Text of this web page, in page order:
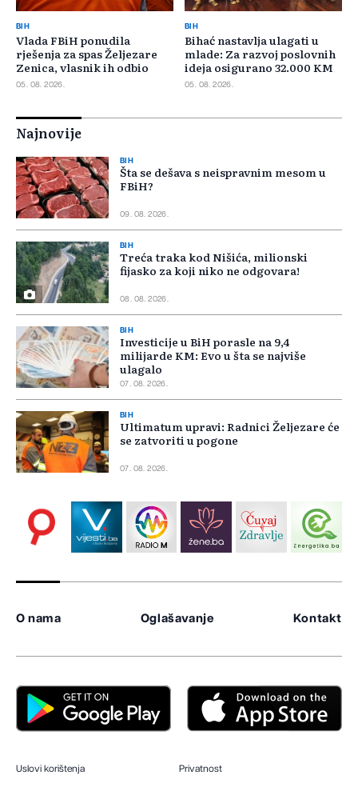
BIH
Vlada FBiH ponudila
rješenja za spas Željezare
Zenica, vlasnik ih odbio
05. 08. 2026.
BIH
Bihać nastavlja ulagati u
mlade: Za razvoj poslovnih
ideja osigurano 32.000 KM
05. 08. 2026.
Najnovije
BIH
Šta se dešava s neispravnim mesom u
FBiH?
09. 08. 2026.
BIH
Treća traka kod Nišića, milionski
fijasko za koji niko ne odgovara!
08. 08. 2026.
BIH
Investicije u BiH porasle na 9,4
milijarde KM: Evo u šta se najviše
ulagalo
07. 08. 2026.
BIH
Ultimatum upravi: Radnici Željezare će
se zatvoriti u pogone
07. 08. 2026.
O nama Oglašavanje Kontakt
Uslovi korištenja Privatnost